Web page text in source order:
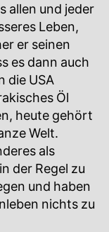
allen und jeder
Leben,
er seinen
es dann auch
die USA
Öl
heute gehört
Welt.
als
der Regel zu
und haben
nichts zu